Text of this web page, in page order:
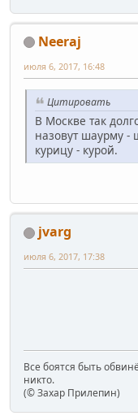
Neeraj
июля 6, 2017, 16:48
Цитировать
В Москве так
назовут шаурму -
курицу - курой.
jvarg
июля 6, 2017, 17:38
Все боятся быть
никто.
(© Захар Прилепин)